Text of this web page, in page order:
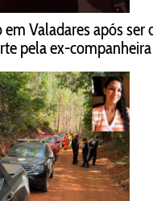
Valadares após ser
pela ex-companheira